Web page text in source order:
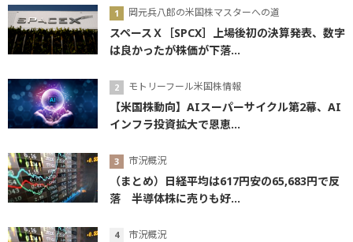
岡元兵八郎の米国株マスターへの道
スペースＸ［SPCX］上場後初の決算発表、数字
は良かったが株価が下落...
モトリーフール米国株情報
【米国株動向】AIスーパーサイクル第2幕、AI
インフラ投資拡大で恩恵...
市況概況
（まとめ）日経平均は617円安の65,683円で反
落 半導体株に売りも好...
市況概況